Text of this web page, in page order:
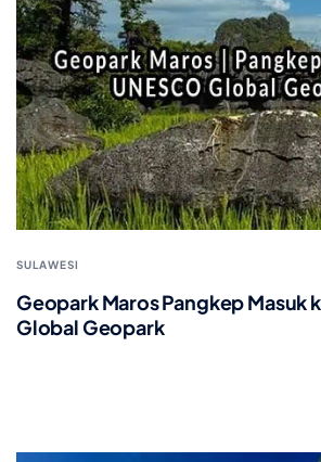
SULAWESI
Geopark Maros Pangkep Masuk
Global Geopark